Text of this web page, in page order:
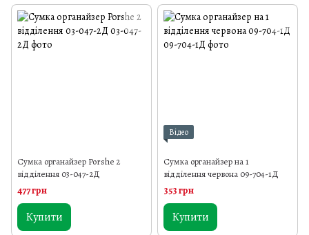
Сумка органайзер Porshe 2
відділення 03-047-2Д
477 грн
Купити
Відео
Сумка органайзер на 1
відділення червона 09-704-1Д
353 грн
Купити